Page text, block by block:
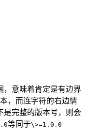
，意味着肯定是有边界
，而连字符的右边情
是完整的版本号，则会
等同于\>=1.0.0